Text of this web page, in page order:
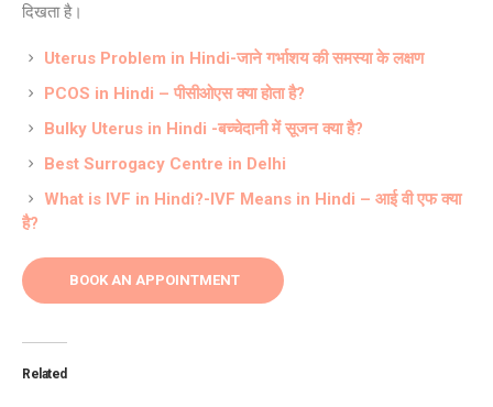
दिखता है।
Uterus Problem in Hindi-जाने गर्भाशय की समस्या के लक्षण
PCOS in Hindi – पीसीओएस क्या होता है?
Bulky Uterus in Hindi -बच्चेदानी में सूजन क्या है?
Best Surrogacy Centre in Delhi
What is IVF in Hindi?-IVF Means in Hindi – आई वी एफ क्या
है?
BOOK AN APPOINTMENT
Related